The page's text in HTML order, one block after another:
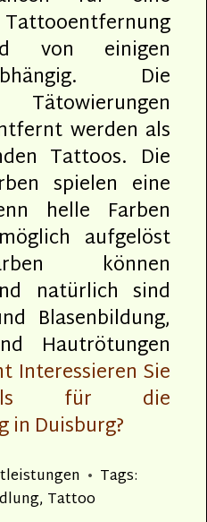
von einigen
Die
Tätowierungen
werden als
Tattoos. Die
spielen eine
helle Farben
aufgelöst
können
natürlich sind
Blasenbildung,
Hautrötungen
Interessieren Sie
für die
Duisburg?
Tags:
, Tattoo